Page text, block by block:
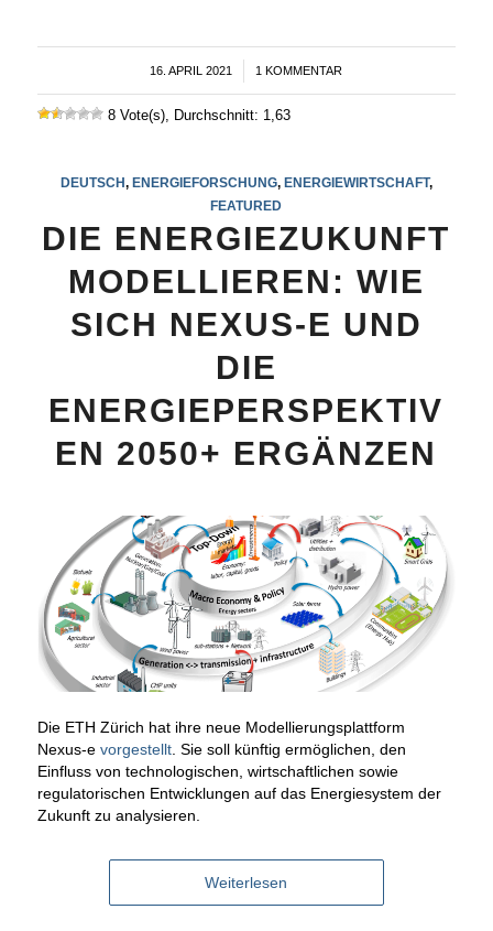
16. APRIL 2021
/ 1 KOMMENTAR
8 Vote(s), Durchschnitt: 1,63
DEUTSCH, ENERGIEFORSCHUNG, ENERGIEWIRTSCHAFT,
FEATURED
DIE ENERGIEZUKUNFT
MODELLIEREN: WIE
SICH NEXUS-E UND
DIE
ENERGIEPERSPEKTIV
EN 2050+ ERGÄNZEN
Die ETH Zürich hat ihre neue Modellierungsplattform
Nexus-e vorgestellt. Sie soll künftig ermöglichen, den
Einfluss von technologischen, wirtschaftlichen sowie
regulatorischen Entwicklungen auf das Energiesystem der
Zukunft zu analysieren.
Weiterlesen